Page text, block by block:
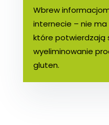
Wbrew
internecie – nie
które potwierdzają
wyeliminowanie
gluten.